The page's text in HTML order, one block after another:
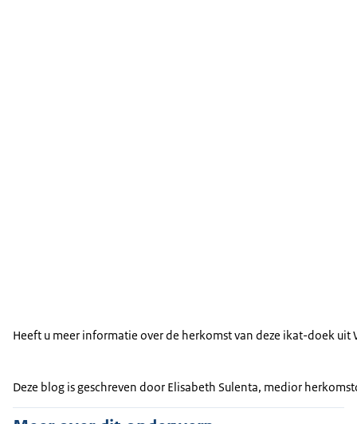
Heeft u meer informatie over de herkomst van deze ikat-doek uit
Deze blog is geschreven door Elisabeth Sulenta, medior